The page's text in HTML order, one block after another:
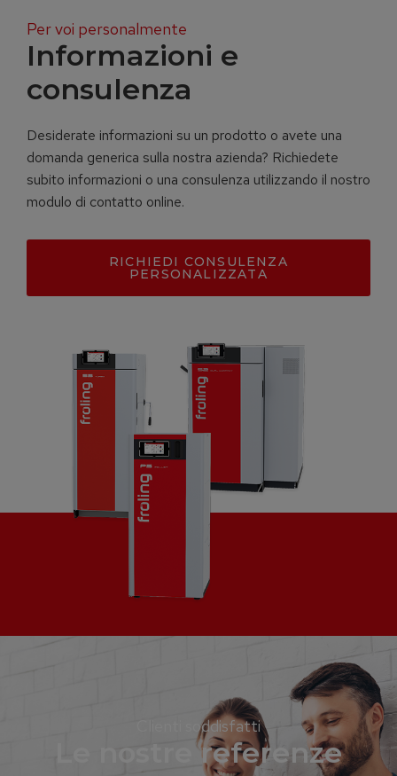
Per voi personalmente
Informazioni e
consulenza
Desiderate informazioni su un prodotto o avete una
domanda generica sulla nostra azienda? Richiedete
subito informazioni o una consulenza utilizzando il nostro
modulo di contatto online.
RICHIEDI CONSULENZA
PERSONALIZZATA
Clienti soddisfatti
Le nostre referenze